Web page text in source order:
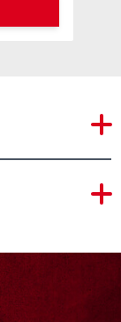
48-22-
具箱之中​